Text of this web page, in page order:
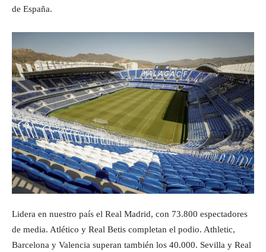
de España.
Lidera en nuestro país el Real Madrid, con 73.800 espectadores
de media. Atlético y Real Betis completan el podio. Athletic,
Barcelona y Valencia superan también los 40.000. Sevilla y Real